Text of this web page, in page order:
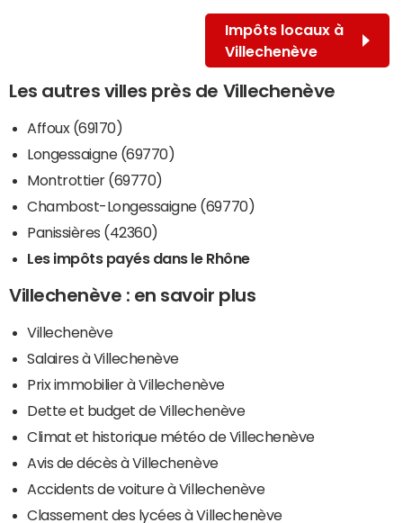
Impôts locaux à
Villechenève
Les autres villes près de Villechenève
Affoux (69170)
Longessaigne (69770)
Montrottier (69770)
Chambost-Longessaigne (69770)
Panissières (42360)
Les impôts payés dans le Rhône
Villechenève : en savoir plus
Villechenève
Salaires à Villechenève
Prix immobilier à Villechenève
Dette et budget de Villechenève
Climat et historique météo de Villechenève
Avis de décès à Villechenève
Accidents de voiture à Villechenève
Classement des lycées à Villechenève